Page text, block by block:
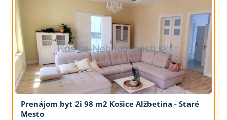
Prenájom byt 2i 98 m2 Košice Alžbetina - Staré
Mesto